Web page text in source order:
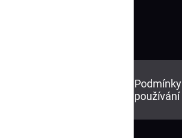
Podmínky
používání